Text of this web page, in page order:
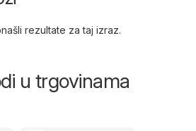
rezultate za taj izraz.
u trgovinama